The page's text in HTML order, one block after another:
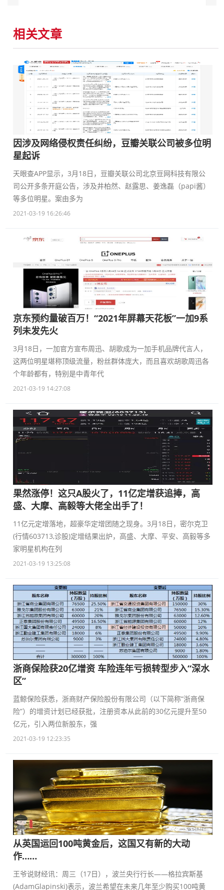
相关文章
因涉及网络侵权责任纠纷，豆瓣关联公司被多位明
星起诉
天眼查APP显示，3月18日，豆瓣关联公司北京豆网科技有限公
司公开多条开庭公告，涉及井柏然、赵露思、姜逸磊（papi酱）
等多位明星。案由多为
2021-03-19 16:26:46
京东预约量破百万！“2021年屏幕天花板”一加9系
列未发先火
3月18日，一加官方宣布周迅、胡歌成为一加手机品牌代言人，
这两位明星堪称顶级流量，粉丝群体庞大，而且喜欢胡歌周迅各
个年龄都有，特别是中青年代
2021-03-19 14:27:08
果然涨停！这只A股火了，11亿定增获追捧，高
盛、大摩、高毅等大佬全出手了！
11亿元定增落地，超豪华定增团随之现身。3月18日，密尔克卫
(行情603713,诊股)定增结果出炉，高盛、大摩、平安、高毅等多
家明星机构在列
2021-03-19 13:25:08
浙商保险获20亿增资 车险连年亏损转型步入“深水
区”
蓝鲸保险获悉，浙商财产保险股份有限公司（以下简称“浙商保
险”）的增资计划已经获批，注册资本从此前的30亿元提升至50
亿元，引入两位新股东，强
2021-03-19 12:23:35
从英国运回100吨黄金后，这国又有新的大动
作……
王爷说财经讯：周三（17日），波兰央行行长——格拉宾斯基
(AdamGlapinski)表示，波兰希望在未来几年至少购买100吨黄